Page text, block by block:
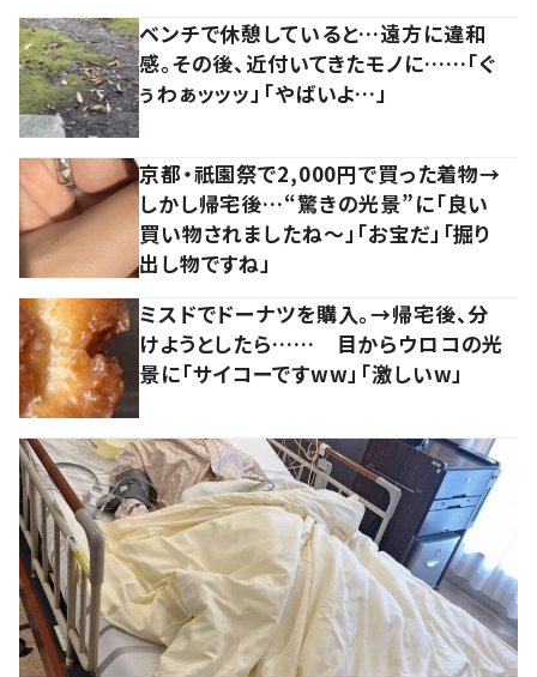
ベンチで休憩していると…遠方に違和
感。その後、近付いてきたモノに……「ぐ
ぅわぁッッッ」「やばいよ…」
京都・祇園祭で2,000円で買った着物→
しかし帰宅後…“驚きの光景”に「良い
買い物されましたね～」「お宝だ」「掘り
出し物ですね」
ミスドでドーナツを購入。→帰宅後、分
けようとしたら…… 目からウロコの光
景に「サイコーですww」「激しいw」